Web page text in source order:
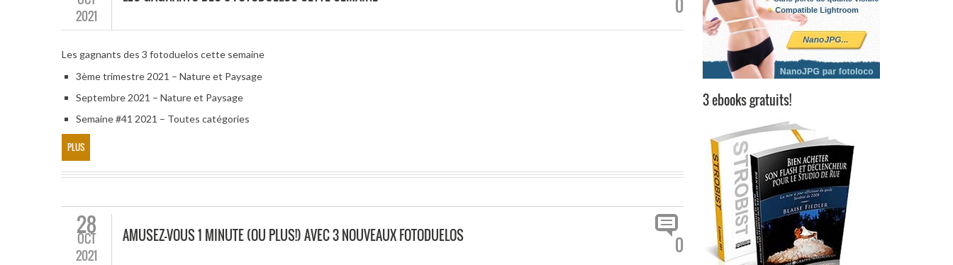
2021
0
Les gagnants des 3 fotoduelos cette semaine
3ème trimestre 2021 – Nature et Paysage
Septembre 2021 – Nature et Paysage
Semaine #41 2021 – Toutes catégories
PLUS
28
OCT
2021
AMUSEZ-VOUS 1 MINUTE (OU PLUS!) AVEC 3 NOUVEAUX FOTODUELOS 0
3 ebooks gratuits!